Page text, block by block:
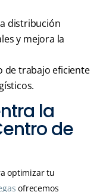
distribución
y mejora la
de trabajo eficiente
la
de
optimizar tu
ofrecemos